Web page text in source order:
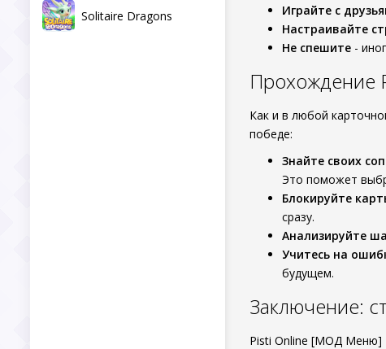
Solitaire Dragons
Играйте с
Настраивайте
Не спешите -
Как и в любой
победе:
Знайте своих
Это поможет
Блокируйте
сразу.
Анализируйте
Учитесь на
будущем.
Заключение:
Pisti Online [МОД Меню]